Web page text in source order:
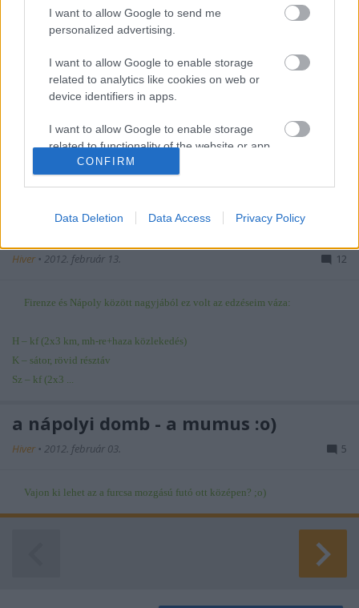
I want to allow Google to send me
personalized advertising.
I want to allow Google to enable storage
related to analytics like cookies on web or
device identifiers in apps.
I want to allow Google to enable storage
related to functionality of the website or app.
I want to allow Google to enable storage
I want to allow Google to enable storage
related to security, including authentication
functionality and fraud prevention, and other
CONFIRM
Data Deletion Data Access Privacy Policy
9 hét, 700 km, 10 perc javítás
maratonon - vajon hogy csináltam?
(bevezetés)
2012. február 14.
Az már bizonyos, hogy a sub3órás nápolyi eredmény 8 napon túl
gyógyuló eufóriát okozott :o)))
Megpróbálok kicsit mögé nézni, hogy hogyan is ...
Hiver • 2012. február 13. 12
Firenze és Nápoly között nagyjából ez volt az edzéseim váza:
H – kf (2x3 km, mh-re+haza közlekedés)
K – sátor, rövid résztáv
Sz – kf (2x3 ...
a nápolyi domb - a mumus :o)
Hiver • 2012. február 03. 5
Vajon ki lehet az a furcsa mozgású futó ott középen? ;o)